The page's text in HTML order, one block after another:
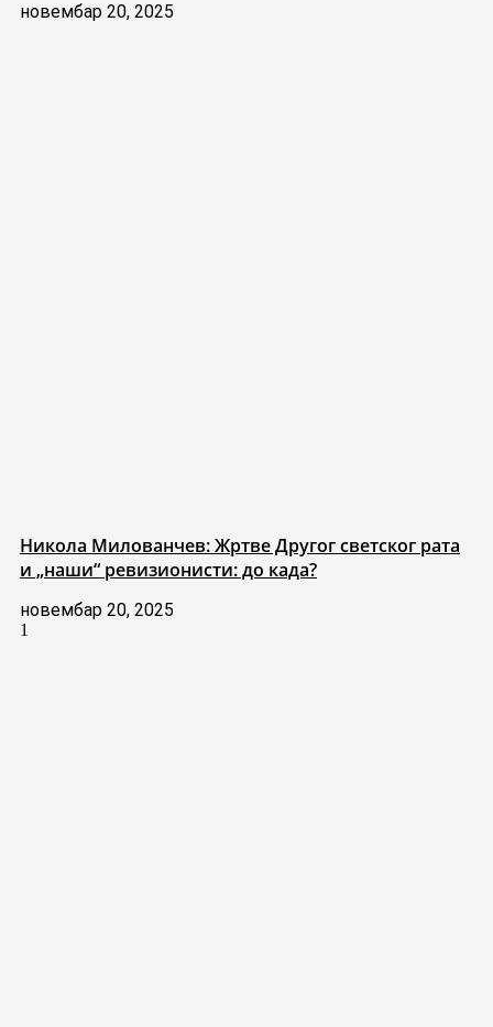
новембар 20, 2025
Никола Милованчев: Жртве Другог светског рата
и „наши“ ревизионисти: до када?
новембар 20, 2025